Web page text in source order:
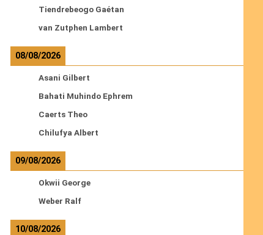
Tiendrebeogo Gaétan
van Zutphen Lambert
08/08/2026
Asani Gilbert
Bahati Muhindo Ephrem
Caerts Theo
Chilufya Albert
09/08/2026
Okwii George
Weber Ralf
10/08/2026